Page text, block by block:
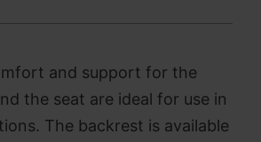
and support for the
the seat are ideal for use in
The backrest is available